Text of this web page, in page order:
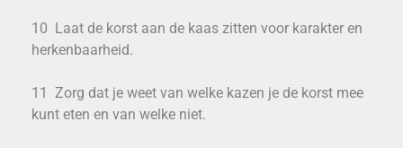
10 Laat de korst aan de kaas zitten voor karakter en
herkenbaarheid.
11 Zorg dat je weet van welke kazen je de korst mee
kunt eten en van welke niet.